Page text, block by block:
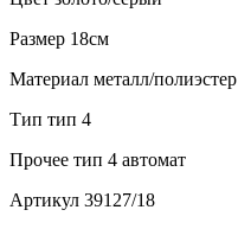
Размер 18см
Материал металл/полиэстер
Тип тип 4
Прочее тип 4 автомат
Артикул 39127/18